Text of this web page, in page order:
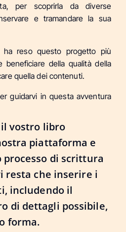
per scoprirla da diverse
e tramandare la sua
ha reso questo progetto più
beneficiare della qualità della
quella dei contenuti.
guidarvi in questa avventura
vostro libro
piattaforma e
di scrittura
resta che inserire i
includendo il
di dettagli possibile,
forma.